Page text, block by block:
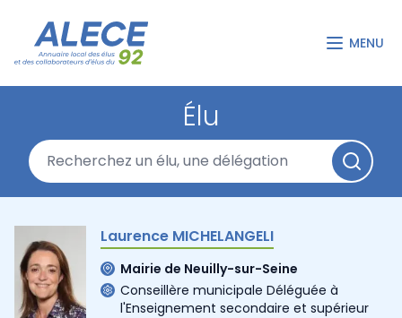
MENU
Élu
Laurence MICHELANGELI
Mairie de Neuilly-sur-Seine
Conseillère municipale Déléguée à
l'Enseignement secondaire et supérieur